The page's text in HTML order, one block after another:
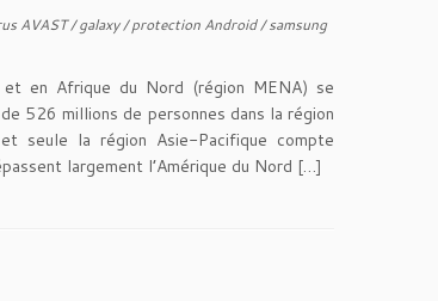
AVAST/galaxy/protection Android/samsung
en Afrique du Nord (région MENA) se
526 millions de personnes dans la région
seule la région Asie-Pacifique compte
largement l’Amérique du Nord […]